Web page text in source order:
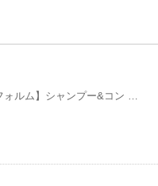
ォルム】シャンプー&コン …